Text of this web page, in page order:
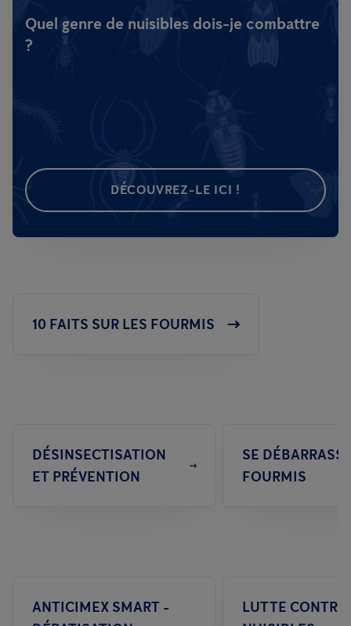
Quel genre de nuisibles dois-je combattre
?
DÉCOUVREZ-LE ICI !
10 FAITS SUR LES FOURMIS
DÉSINSECTISATION
ET PRÉVENTION
SE
FOURMIS
ANTICIMEX SMART -
LUTTE CONTRE